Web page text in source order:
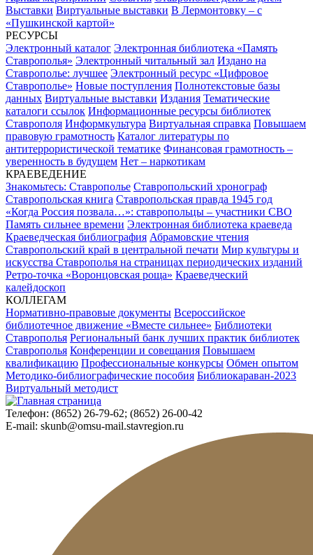
Выставки Виртуальные выставки В Лермонтовку – с
«Пушкинской картой»
РЕСУРСЫ
Электронный каталог Электронная библиотека «Память
Ставрополья» Электронный читальный зал Издано на
Ставрополье: лучшее Электронный ресурс «Цифровое
Ставрополье» Новые поступления Полнотекстовые базы
данных Виртуальные выставки Издания Тематические
каталоги ссылок Информационные ресурсы библиотек
Ставрополя Информкультура Виртуальная справка Повышаем
правовую грамотность Каталог литературы по
антитеррористической тематике Финансовая грамотность –
уверенность в будущем Нет – наркотикам
КРАЕВЕДЕНИЕ
Знакомьтесь: Ставрополье Ставропольский хронограф
Ставропольская книга Ставропольская правда 1945 год
«Когда Россия позвала…»: ставропольцы – участники СВО
Память сильнее времени Электронная библиотека краеведа
Краеведческая библиография Абрамовские чтения
Ставропольский край в центральной печати Мир культуры и
искусства Ставрополья на страницах периодических изданий
Ретро-точка «Воронцовская роща» Краеведческий
калейдоскоп
КОЛЛЕГАМ
Нормативно-правовые документы Всероссийское
библиотечное движение «Вместе сильнее» Библиотеки
Ставрополья Региональный банк лучших практик библиотек
Ставрополья Конференции и совещания Повышаем
квалификацию Профессиональные конкурсы Обмен опытом
Методико-библиографические пособия Библиокараван-2023
Виртуальный методист
Телефон: (8652) 26-79-62; (8652) 26-00-42
E-mail: skunb@omsu-mail.stavregion.ru